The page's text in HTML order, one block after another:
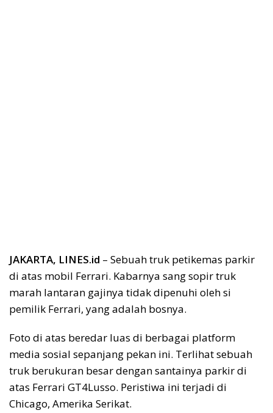
JAKARTA, LINES.id – Sebuah truk petikemas parkir
di atas mobil Ferrari. Kabarnya sang sopir truk
marah lantaran gajinya tidak dipenuhi oleh si
pemilik Ferrari, yang adalah bosnya.
Foto di atas beredar luas di berbagai platform
media sosial sepanjang pekan ini. Terlihat sebuah
truk berukuran besar dengan santainya parkir di
atas Ferrari GT4Lusso. Peristiwa ini terjadi di
Chicago, Amerika Serikat.